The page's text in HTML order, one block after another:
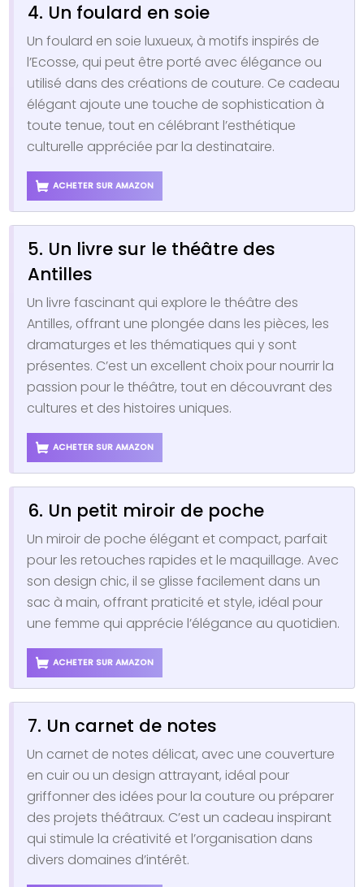
4. Un foulard en soie
Un foulard en soie luxueux, à motifs inspirés de
l’Ecosse, qui peut être porté avec élégance ou
utilisé dans des créations de couture. Ce cadeau
élégant ajoute une touche de sophistication à
toute tenue, tout en célébrant l’esthétique
culturelle appréciée par la destinataire.
ACHETER SUR AMAZON
5. Un livre sur le théâtre des
Antilles
Un livre fascinant qui explore le théâtre des
Antilles, offrant une plongée dans les pièces, les
dramaturges et les thématiques qui y sont
présentes. C’est un excellent choix pour nourrir la
passion pour le théâtre, tout en découvrant des
cultures et des histoires uniques.
ACHETER SUR AMAZON
6. Un petit miroir de poche
Un miroir de poche élégant et compact, parfait
pour les retouches rapides et le maquillage. Avec
son design chic, il se glisse facilement dans un
sac à main, offrant praticité et style, idéal pour
une femme qui apprécie l’élégance au quotidien.
ACHETER SUR AMAZON
7. Un carnet de notes
Un carnet de notes délicat, avec une couverture
en cuir ou un design attrayant, idéal pour
griffonner des idées pour la couture ou préparer
des projets théâtraux. C’est un cadeau inspirant
qui stimule la créativité et l’organisation dans
divers domaines d’intérêt.